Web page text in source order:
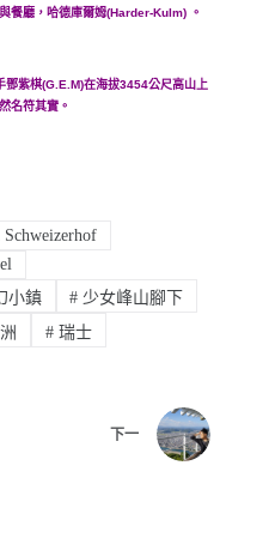
餐廳，哈德庫爾姆(Harder-Kulm) 。
鄧紫棋(G.E.M)在海拔3454公尺高山上
名符其實。
小鎮 # 少女峰山腳下
# 瑞士
下一